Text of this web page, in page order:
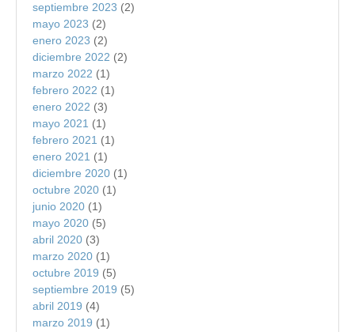
septiembre 2023 (2)
mayo 2023 (2)
enero 2023 (2)
diciembre 2022 (2)
marzo 2022 (1)
febrero 2022 (1)
enero 2022 (3)
mayo 2021 (1)
febrero 2021 (1)
enero 2021 (1)
diciembre 2020 (1)
octubre 2020 (1)
junio 2020 (1)
mayo 2020 (5)
abril 2020 (3)
marzo 2020 (1)
octubre 2019 (5)
septiembre 2019 (5)
abril 2019 (4)
marzo 2019 (1)